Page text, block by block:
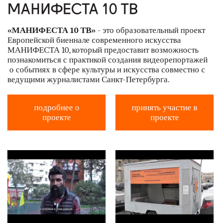
наши партнеры
контакты
rus
eng
МАНИФЕСТА 10 ТВ
«МАНИФЕСТА 10 ТВ» - это образовательный проект
Европейской биеннале современного искусства
МАНИФЕСТА 10, который предоставит возможность
познакомиться с практикой создания видеорепортажей
о событиях в сфере культуры и искусства совместно с
ведущими журналистами Санкт-Петербурга.
подробнее о
проекте
принять участие в
проекте